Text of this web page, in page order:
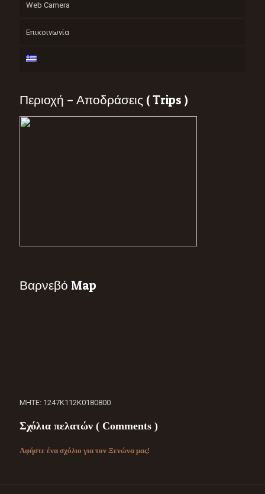
Web Camera
Επικοινωνία
Περιοχή – Αποδράσεις ( Trips )
Βαρνεβό Map
ΜΗΤΕ: 1247Κ112Κ0180800
Σχόλια πελατών ( Comments )
Αφήστε ένα σχόλιο για τον Ξενώνα μας!